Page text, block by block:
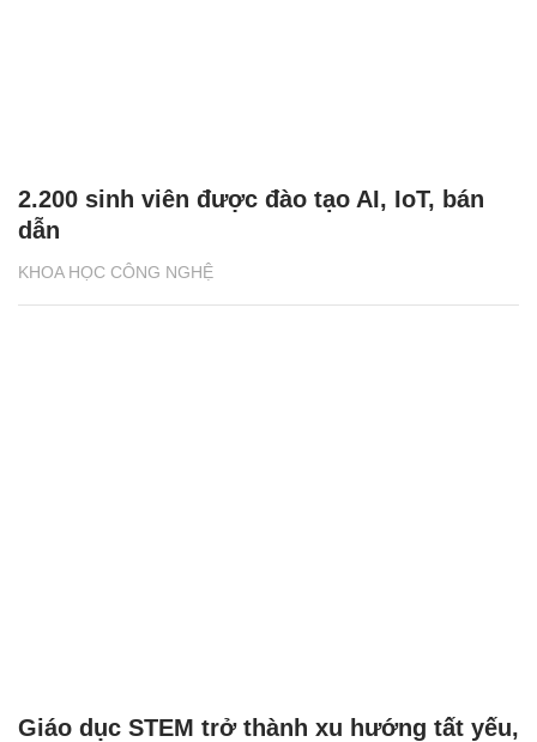
KHOA HỌC CÔNG NGHỆ
2.200 sinh viên được đào tạo AI, IoT, bán
dẫn
Giáo dục STEM trở thành xu hướng tất yếu,